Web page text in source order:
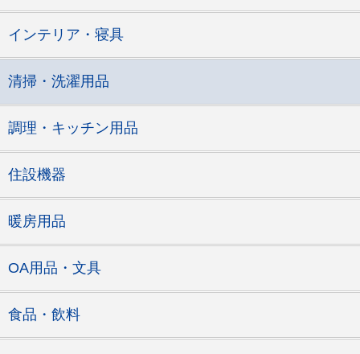
インテリア・寝具
清掃・洗濯用品
調理・キッチン用品
住設機器
暖房用品
OA用品・文具
食品・飲料